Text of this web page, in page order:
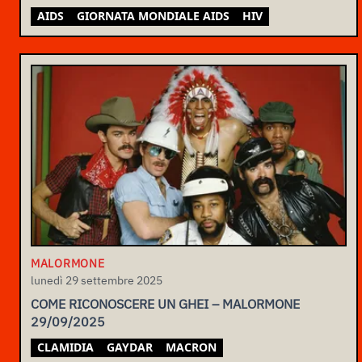
AIDS GIORNATA MONDIALE AIDS HIV
MALORMONE
lunedì 29 settembre 2025
COME RICONOSCERE UN GHEI – MALORMONE
29/09/2025
CLAMIDIA GAYDAR MACRON